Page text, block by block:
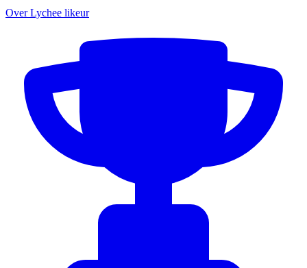
Over Lychee likeur